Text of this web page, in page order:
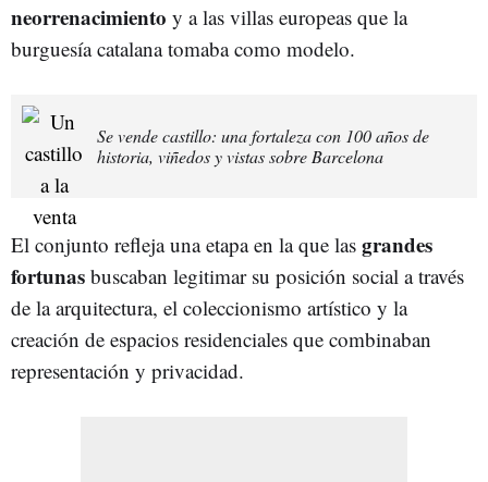
neorrenacimiento y a las villas europeas que la
burguesía catalana tomaba como modelo.
Se vende castillo: una fortaleza con 100 años de
historia, viñedos y vistas sobre Barcelona
El conjunto refleja una etapa en la que las grandes
fortunas buscaban legitimar su posición social a través
de la arquitectura, el coleccionismo artístico y la
creación de espacios residenciales que combinaban
representación y privacidad.